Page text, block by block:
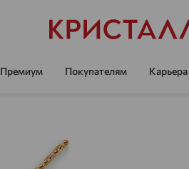
Премиум Покупателям Карьера